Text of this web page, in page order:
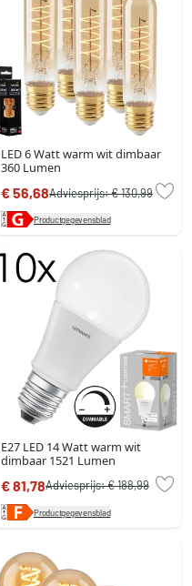
LED 6 Watt warm wit dimbaar
360 Lumen
€ 56,68Adviesprijs:€ 130,99
Productgegevensblad
E27 LED 14 Watt warm wit
dimbaar 1521 Lumen
€ 81,78Adviesprijs:€ 188,99
Productgegevensblad